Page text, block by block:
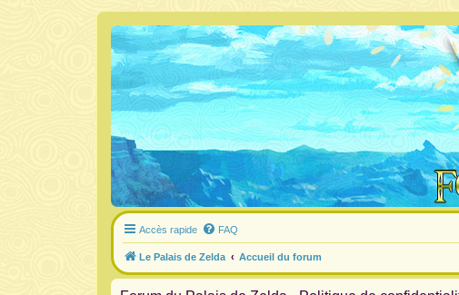
Accès rapide FAQ
Le Palais de Zelda Accueil du forum